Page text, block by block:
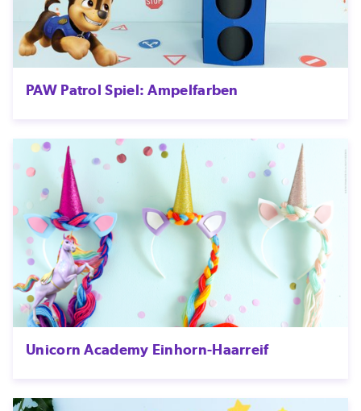
PAW Patrol Spiel: Ampelfarben
Unicorn Academy Einhorn-Haarreif